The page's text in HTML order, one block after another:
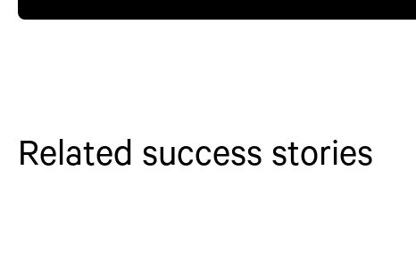
Related success stories